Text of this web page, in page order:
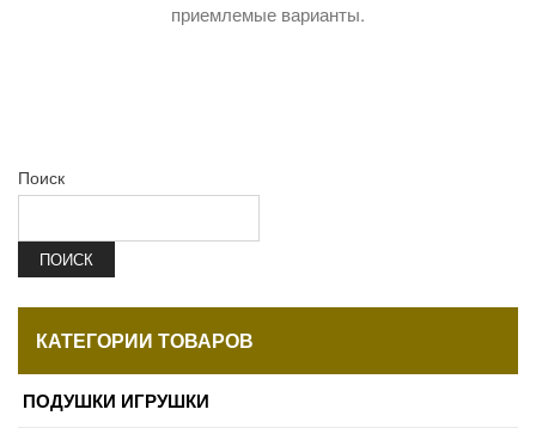
приемлемые варианты.
Поиск
ПОИСК
КАТЕГОРИИ ТОВАРОВ
ПОДУШКИ ИГРУШКИ